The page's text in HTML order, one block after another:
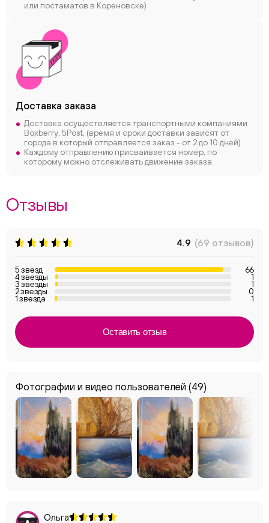
или постаматов в Кореновске)
Доставка заказа
Доставка осуществляется транспортными компаниями
Boxberry, 5Post, (время и сроки доставки зависят от
города в который отправляется заказ - от 2 до 10 дней)
Каждому отправлению присваивается номер, по
которому можно отслеживать движение заказа.
Отзывы
Фотографии и видео пользователей (49)
4.9 (69 отзывов)
5 звезд 66
4 звезды 1
3 звезды 1
2 звезды 0
1 звезда 1
Оставить отзыв
Ольга